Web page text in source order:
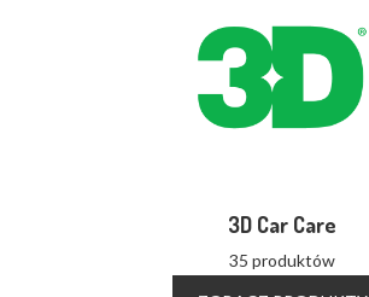
3D Car Care
35 produktów